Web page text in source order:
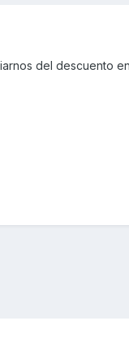
del descuento